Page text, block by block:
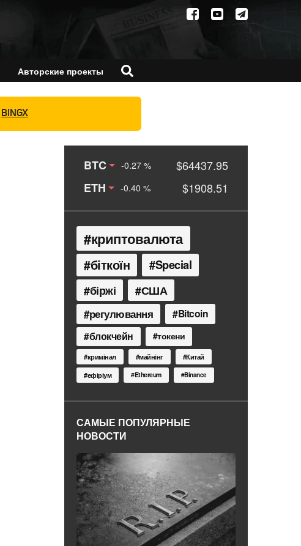
Авторские проекты
BINGX
BTC -0.27 %
$64437.95
ETH
-0.40 % $1908.51
криптовалюта
біткоїн Special
біржі США
регулювання Bitcoin
блокчейн токени
кримінал майнінг
Китай
ефіріум
Ethereum Binance
САМЫЕ ПОПУЛЯРНЫЕ
НОВОСТИ